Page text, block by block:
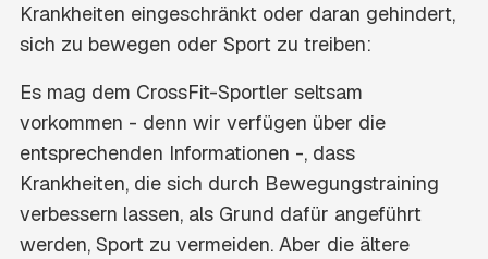
Krankheiten eingeschränkt oder daran gehindert,
sich zu bewegen oder Sport zu treiben:
Es mag dem CrossFit-Sportler seltsam
vorkommen - denn wir verfügen über die
entsprechenden Informationen -, dass
Krankheiten, die sich durch Bewegungstraining
verbessern lassen, als Grund dafür angeführt
werden, Sport zu vermeiden. Aber die ältere